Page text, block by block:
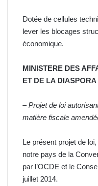
Dotée de cellules
lever les blocages
économique.
MINISTERE DES
ET DE LA DIASPORA
–Projet de loi
matière fiscale
Le présent projet de
notre pays de la
par l’OCDE et le
juillet 2014.